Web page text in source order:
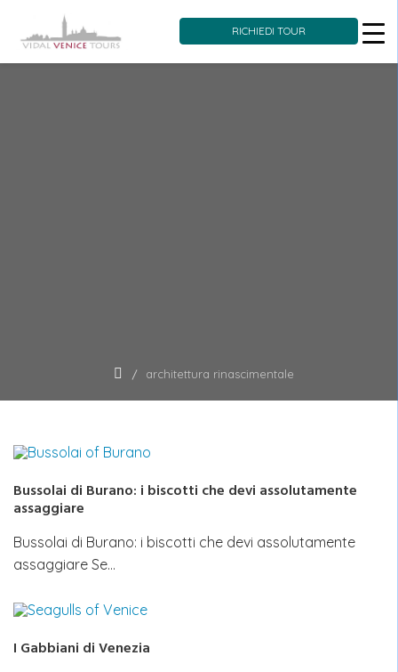
Skip
RICHIEDI TOUR
architettura rinascimentale
Bussolai di Burano: i biscotti che devi assolutamente
assaggiare
Bussolai di Burano: i biscotti che devi assolutamente
assaggiare Se…
I Gabbiani di Venezia